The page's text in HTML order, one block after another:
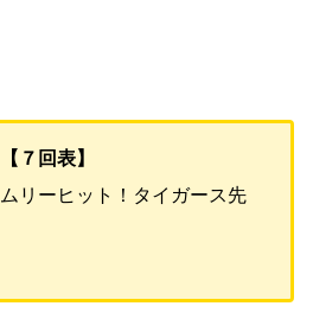
【７回表】
リーヒット！タイガース先